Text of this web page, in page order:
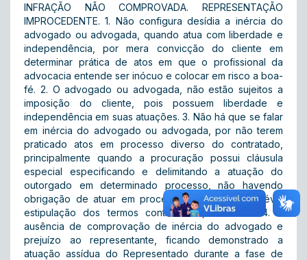
INFRAÇÃO NÃO COMPROVADA. REPRESENTAÇÃO
IMPROCEDENTE. 1. Não configura desídia a inércia do
advogado ou advogada, quando atua com liberdade e
independência, por mera convicção do cliente em
determinar prática de atos em que o profissional da
advocacia entende ser inócuo e colocar em risco a boa-
fé. 2. O advogado ou advogada, não estão sujeitos a
imposição do cliente, pois possuem liberdade e
independência em suas atuações. 3. Não há que se falar
em inércia do advogado ou advogada, por não terem
praticado atos em processo diverso do contratado,
principalmente quando a procuração possui cláusula
especial especificando e delimitando a atuação do
outorgado em determinado processo, não havendo
obrigação de atuar em processo diverso, sem prévia
estipulação dos termos contratuais para tanto. 4. A
ausência de comprovação de inércia do advogado e
prejuízo ao representante, ficando demonstrado a
atuação assídua do Representado durante a fase de